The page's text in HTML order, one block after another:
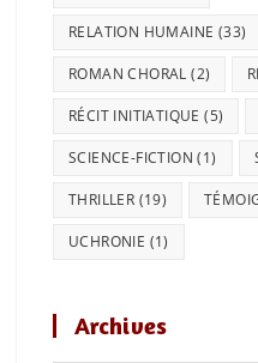
RELATION HUMAINE (33)
ROMAN CHORAL (2)
RÉCIT INITIATIQUE (5)
SCIENCE-FICTION (1)
THRILLER (19)
UCHRONIE (1)
Archives